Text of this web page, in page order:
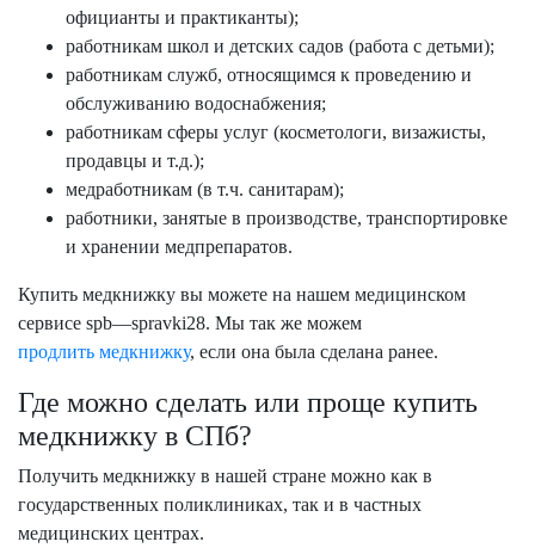
официанты и практиканты);
работникам школ и детских садов (работа с детьми);
работникам служб, относящимся к проведению и
обслуживанию водоснабжения;
работникам сферы услуг (косметологи, визажисты,
продавцы и т.д.);
медработникам (в т.ч. санитарам);
работники, занятые в производстве, транспортировке
и хранении медпрепаратов.
Купить медкнижку вы можете на нашем медицинском
сервисе spb—spravki28. Мы так же можем
продлить медкнижку, если она была сделана ранее.
Где можно сделать или проще купить
медкнижку в СПб?
Получить медкнижку в нашей стране можно как в
государственных поликлиниках, так и в частных
медицинских центрах.